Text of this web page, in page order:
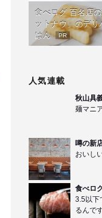
食べログ 百名店
ットナウ」のデ
はん
PR
人気連載
秋山具
麺マニ
噂の新
おいし
食べロ
3.5以下
るんで